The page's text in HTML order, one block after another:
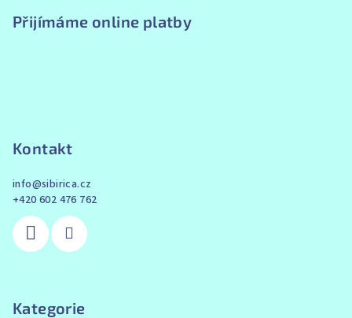
Přijímáme online platby
Kontakt
info@sibirica.cz
+420 602 476 762
Kategorie